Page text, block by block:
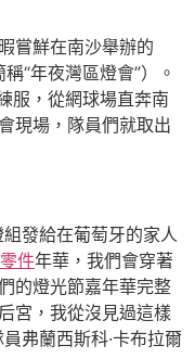
嘗鮮在南沙舉辦的
“年夜灣區燈會”）。
服，從網球場直奔南
現場，隊員們就取出
發給在葡萄牙的家人
件年華，我們會穿著
的燈光節嘉年華完整
宮，我從沒見過這樣
弗蘭西斯科·卡布拉爾